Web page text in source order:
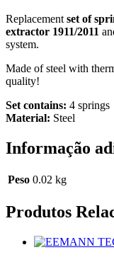
1911/2011
(4PCS)
Replacement set of
extractor 1911/2011
system.
Made of steel with
quality!
Set contains: 4 springs
Material: Steel
Informação
Peso 0.02 kg
Produtos